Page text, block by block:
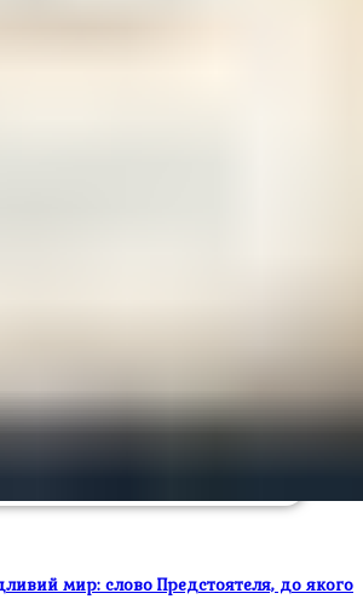
мир: слово Предстоятеля, до якого